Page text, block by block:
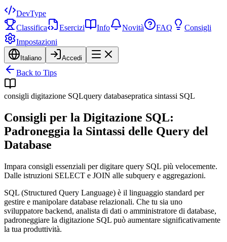
DevType
Classifica
Esercizi Info Novità FAQ
Consigli
Impostazioni
Italiano Accedi
Back to Tips
consigli digitazione SQLquery databasepratica sintassi SQL
Consigli per la Digitazione SQL:
Padroneggia la Sintassi delle Query del
Database
Impara consigli essenziali per digitare query SQL più velocemente.
Dalle istruzioni SELECT e JOIN alle subquery e aggregazioni.
SQL (Structured Query Language) è il linguaggio standard per
gestire e manipolare database relazionali. Che tu sia uno
sviluppatore backend, analista di dati o amministratore di database,
padroneggiare la digitazione SQL può aumentare significativamente
la tua produttività.